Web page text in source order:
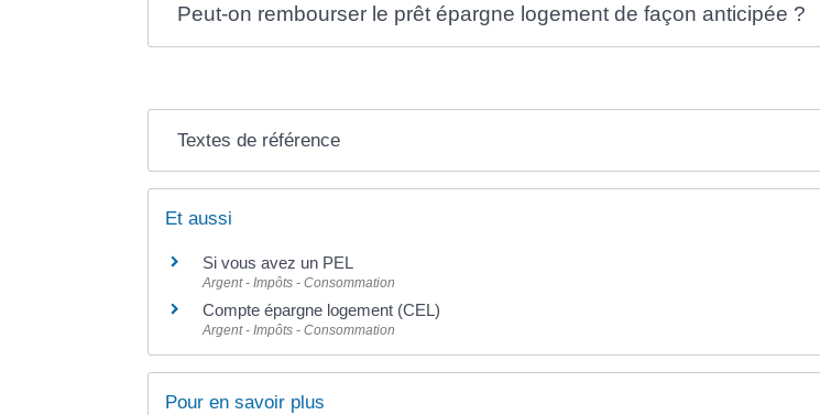
Peut-on rembourser le prêt épargne logement de façon anticipée ?
Textes de référence
Et aussi
Si vous avez un PEL
Argent - Impôts - Consommation
Compte épargne logement (CEL)
Argent - Impôts - Consommation
Pour en savoir plus